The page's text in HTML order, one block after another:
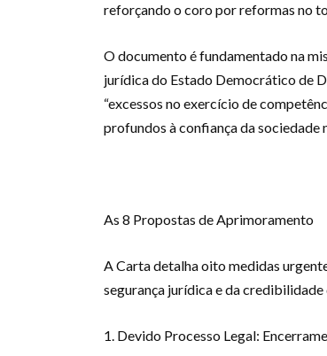
reforçando o coro por reformas no
O documento é fundamentado na
jurídica do Estado Democrático de
“excessos no exercício de
profundos à confiança da sociedade
As 8 Propostas de Aprimoramento
A Carta detalha oito medidas
segurança jurídica e da credibilidade
1. Devido Processo Legal: